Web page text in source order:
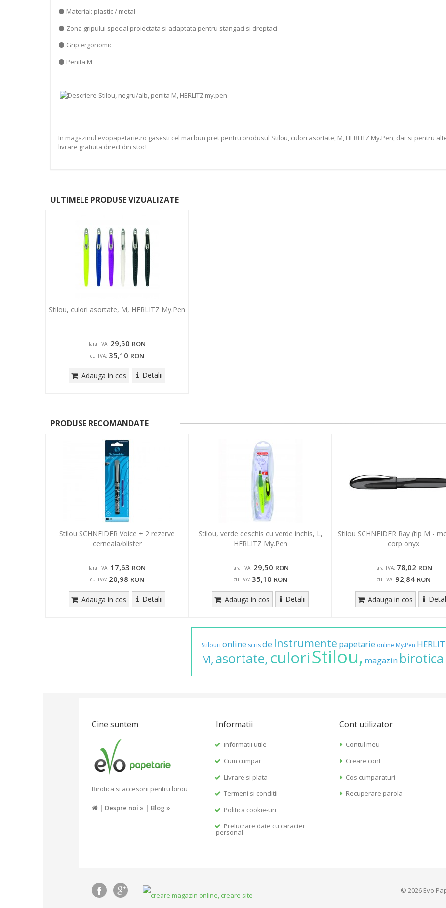
⚫ Material: plastic / metal
⚫ Zona gripului special proiectata si adaptata pentru stangaci si dreptaci
⚫ Grip ergonomic
⚫ Penita M
In magazinul evopapetarie.ro gasesti cel mai bun pret pentru produsul Stilou, culori asortate, M, HERLITZ My.Pen, dar si pentru
livrare gratuita direct din stoc!
ULTIMELE PRODUSE VIZUALIZATE
Stilou, culori asortate, M, HERLITZ My.Pen
fara TVA: 29,50 RON
cu TVA: 35,10 RON
Adauga in cos Detalii
PRODUSE RECOMANDATE
Stilou SCHNEIDER Voice + 2 rezerve
cerneala/blister
fara TVA: 17,63 RON
cu TVA: 20,98 RON
Adauga in cos Detalii
Stilou, verde deschis cu verde inchis, L,
HERLITZ My.Pen
fara TVA: 29,50 RON
cu TVA: 35,10 RON
Adauga in cos Detalii
Stilou SCHNEIDER Ray (tip M -
corp onyx
fara TVA: 78,02 RON
cu TVA: 92,84 RON
Adauga in cos
Stilouri online scrisde Instrumente papetarie online My.Pen
M, asortate,culoriStilou, magazin birotica
Cine suntem
Birotica si accesorii pentru birou
| Despre noi » | Blog »
Informatii
Informatii utile
Cum cumpar
Livrare si plata
Termeni si conditii
Politica cookie-uri
Prelucrare date cu caracter
personal
Cont utilizator
Contul meu
Creare cont
Cos cumparaturi
Recuperare parola
© 2026 Evo